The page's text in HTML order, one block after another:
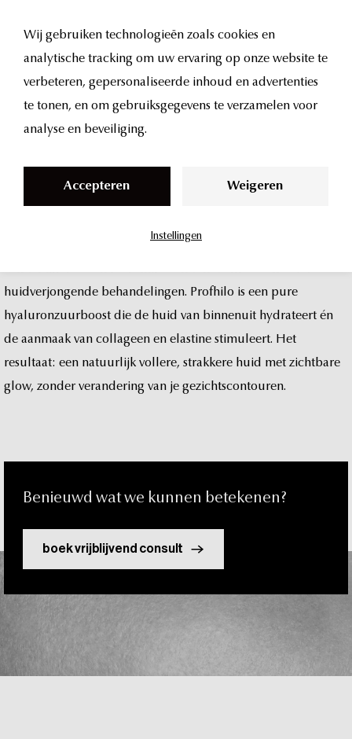
e
profhilo
behandeling
Amsterdam
intens
huidverjongende behandelingen. Profhilo is een pure
hyaluronzuurboost die de huid van binnenuit hydrateert én
de aanmaak van collageen en elastine stimuleert. Het
resultaat: een natuurlijk vollere, strakkere huid met zichtbare
glow, zonder verandering van je gezichtscontouren.
Benieuwd wat we kunnen betekenen?
boek vrijblijvend consult
Wij gebruiken technologieën zoals cookies en
analytische tracking om uw ervaring op onze website te
verbeteren, gepersonaliseerde inhoud en advertenties
te tonen, en om gebruiksgegevens te verzamelen voor
analyse en beveiliging.
Accepteren Weigeren
Instellingen